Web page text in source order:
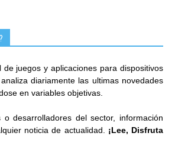
de juegos y aplicaciones para dispositivos
analiza diariamente las ultimas novedades
en variables objetivas.
desarrolladores del sector, información
noticia de actualidad. ¡Lee, Disfruta